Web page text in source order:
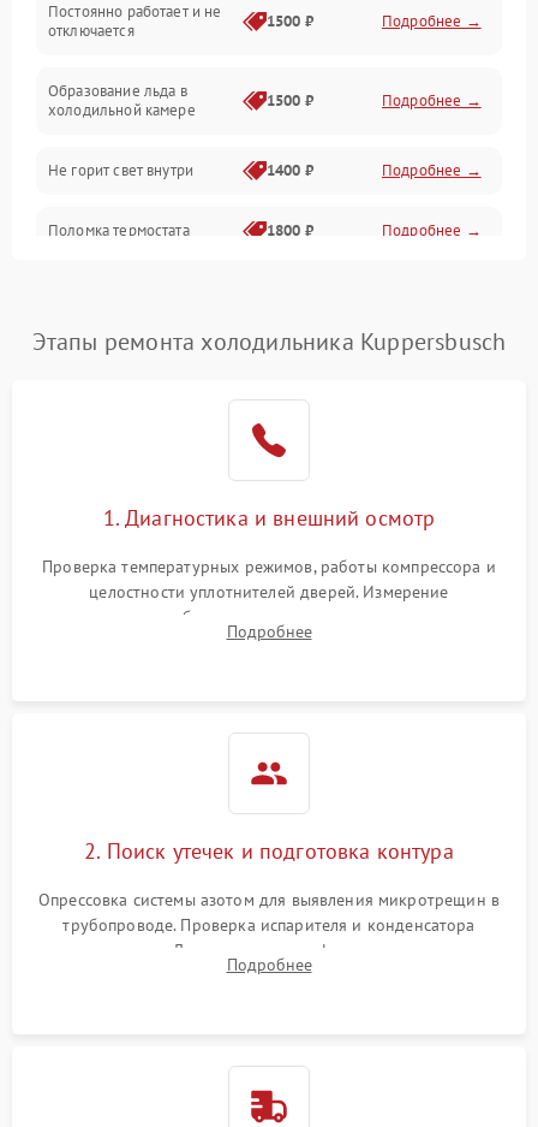
Постоянно работает и не
отключается
1500 ₽ Подробнее →
Образование льда в
холодильной камере
1500 ₽ Подробнее →
Не горит свет внутри 1400 ₽ Подробнее →
Поломка термостата 1800 ₽ Подробнее →
Поломка системы No Frost 2600 ₽ Подробнее →
работе
2000 ₽ Подробнее →
1000 ₽
1800 ₽
Этапы ремонта холодильника Kuppersbusch
1. Диагностика и внешний осмотр
Проверка температурных режимов, работы компрессора и
целостности уплотнителей дверей. Измерение
сопротивления обмоток мотора, проверка термостата и
считывание кодов ошибок с электронного дисплея.
Подробнее
2. Поиск утечек и подготовка контура
Опрессовка системы азотом для выявления микротрещин в
трубопроводе. Проверка испарителя и конденсатора
течеискателем. Демонтаж старого фильтра-осушителя и
продувка капиллярной трубки для устранения засоров.
Подробнее